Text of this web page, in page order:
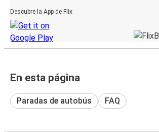
Descubre la App de Flix
En esta página
Paradas de autobús FAQ